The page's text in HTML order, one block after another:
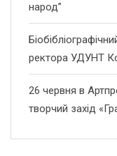
народ”
ректора УДУНТ
26 червня в
творчий захід